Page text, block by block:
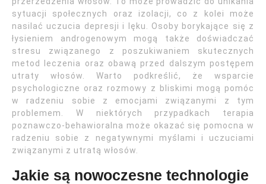
sytuacji społecznych oraz izolacji, co z kolei może
nasilać uczucia depresji i lęku. Osoby borykające się z
łysieniem androgenowym mogą także doświadczać
stresu związanego z poszukiwaniem skutecznych
metod leczenia oraz obawą przed dalszym postępem
utraty włosów. Warto podkreślić, że wsparcie
psychologiczne oraz rozmowy z bliskimi mogą pomóc
w radzeniu sobie z emocjami związanymi z tym
problemem. W niektórych przypadkach terapia
poznawczo-behawioralna może okazać się pomocna w
radzeniu sobie z negatywnymi myślami i uczuciami
związanymi z utratą włosów.
Jakie są nowoczesne technologie